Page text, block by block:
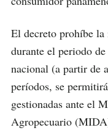
El decreto prohíbe
durante el periodo
nacional (a partir de
períodos, se
gestionadas ante el
Agropecuario